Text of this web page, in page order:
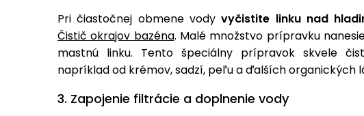
Pri čiastočnej obmene vodyvyčistite linku nad
Čistič okrajov bazéna. Malé množstvo prípravku
mastnú linku. Tento špeciálny prípravok skvele
napríklad od krémov, sadzí, peľu a ďalších organických
3. Zapojenie filtrácie a doplnenie vody